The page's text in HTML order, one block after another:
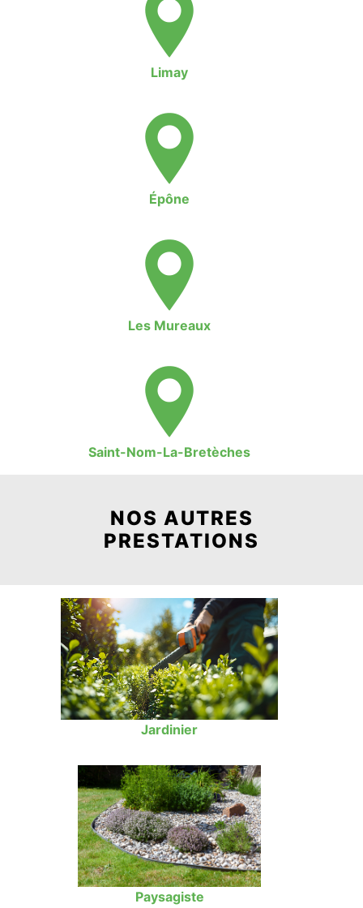
Limay
Épône
Les Mureaux
Saint-Nom-La-Bretèches
NOS AUTRES
PRESTATIONS
Jardinier
Paysagiste